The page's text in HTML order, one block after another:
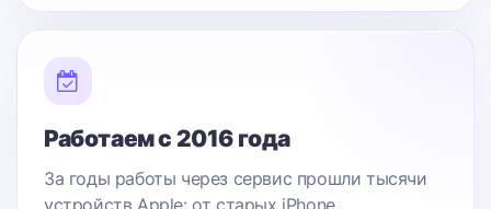
Работаем с 2016 года
За годы работы через сервис прошли тысячи
устройств Apple: от старых iPhone